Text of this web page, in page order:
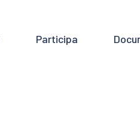
Participa